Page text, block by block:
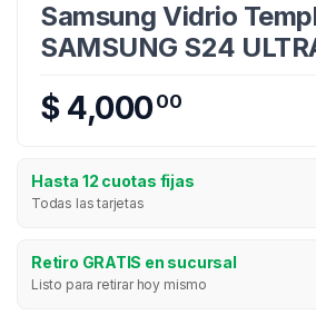
Samsung Vidrio
SAMSUNG S24
$ 4,00000
Hasta 12 cuotas fijas
Todas las tarjetas
Retiro GRATIS en sucursal
Listo para retirar hoy mismo